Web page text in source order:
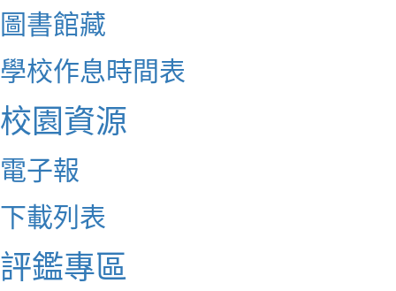
圖書館藏
學校作息時間表
校園資源
電子報
下載列表
評鑑專區